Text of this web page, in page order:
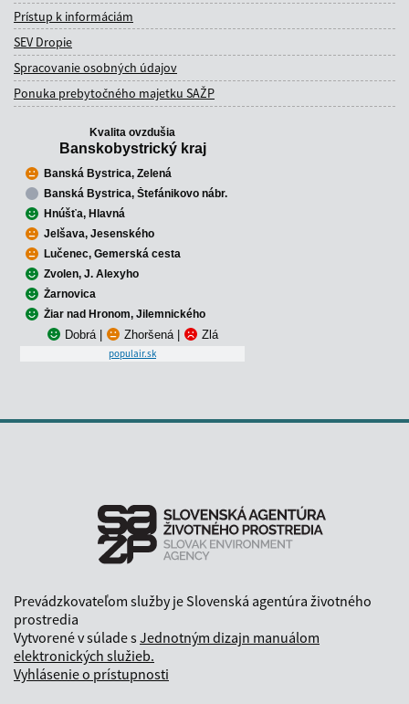
Prístup k informáciám
SEV Dropie
Spracovanie osobných údajov
Ponuka prebytočného majetku SAŽP
Kvalita ovzdušia
Banskobystrický kraj
Banská Bystrica, Zelená
Banská Bystrica, Štefánikovo nábr.
Hnúšťa, Hlavná
Jelšava, Jesenského
Lučenec, Gemerská cesta
Zvolen, J. Alexyho
Žarnovica
Žiar nad Hronom, Jilemnického
Dobrá Zhoršená Zlá
populair.sk
Prevádzkovateľom služby je Slovenská agentúra životného
prostredia
Vytvorené v súlade sJednotným dizajn manuálom
elektronických služieb.
Vyhlásenie o prístupnosti